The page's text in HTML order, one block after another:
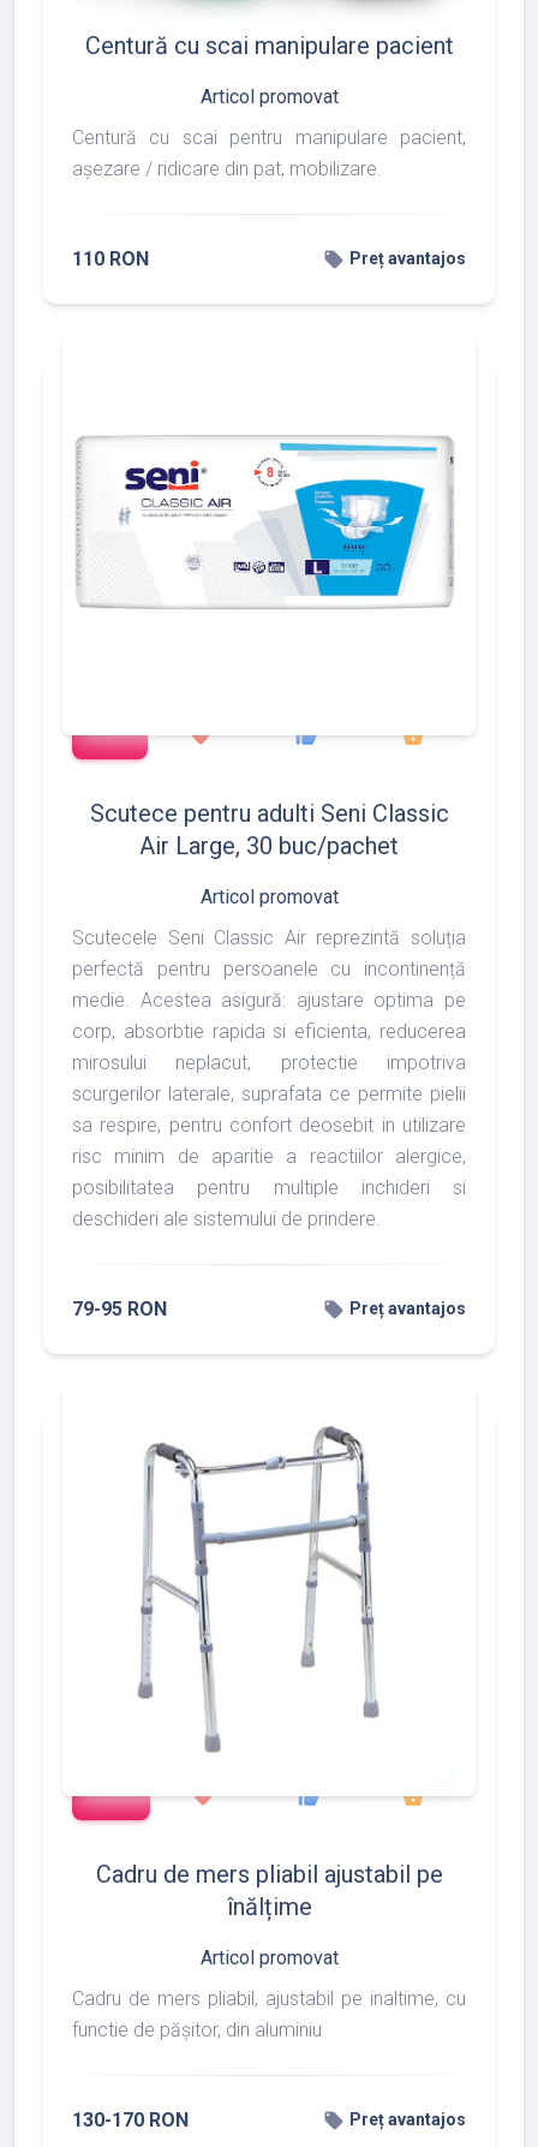
Centură cu scai manipulare pacient
Articol promovat
Centură cu scai pentru manipulare pacient,
așezare / ridicare din pat, mobilizare.
110 RON local_offer Preț avantajos
favorite thumb_up shopping_basket
Scutece pentru adulti Seni Classic
Air Large, 30 buc/pachet
Articol promovat
Scutecele Seni Classic Air reprezintă soluția
perfectă pentru persoanele cu incontinență
medie. Acestea asigură: ajustare optima pe
corp, absorbtie rapida si eficienta, reducerea
mirosului neplacut, protectie impotriva
scurgerilor laterale, suprafata ce permite pielii
sa respire, pentru confort deosebit in utilizare
risc minim de aparitie a reactiilor alergice,
posibilitatea pentru multiple inchideri si
deschideri ale sistemului de prindere.
79-95 RON local_offer Preț avantajos
favorite thumb_up shopping_basket
Cadru de mers pliabil ajustabil pe
înălțime
Articol promovat
Cadru de mers pliabil, ajustabil pe inaltime, cu
functie de pășitor, din aluminiu
130-170 RON local_offer Preț avantajos